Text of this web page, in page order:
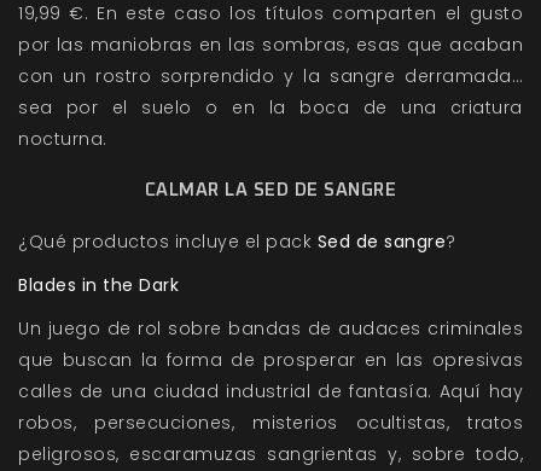
19,99 €. En este caso los títulos comparten el gusto
por las maniobras en las sombras, esas que acaban
con un rostro sorprendido y la sangre derramada…
sea por el suelo o en la boca de una criatura
nocturna.
CALMAR LA SED DE SANGRE
¿Qué productos incluye el pack Sed de sangre?
Blades in the Dark
Un juego de rol sobre bandas de audaces criminales
que buscan la forma de prosperar en las opresivas
calles de una ciudad industrial de fantasía. Aquí hay
robos, persecuciones, misterios ocultistas, tratos
peligrosos, escaramuzas sangrientas y, sobre todo,